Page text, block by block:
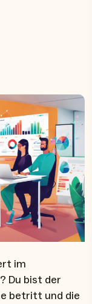
im
Du bist der
betritt und die